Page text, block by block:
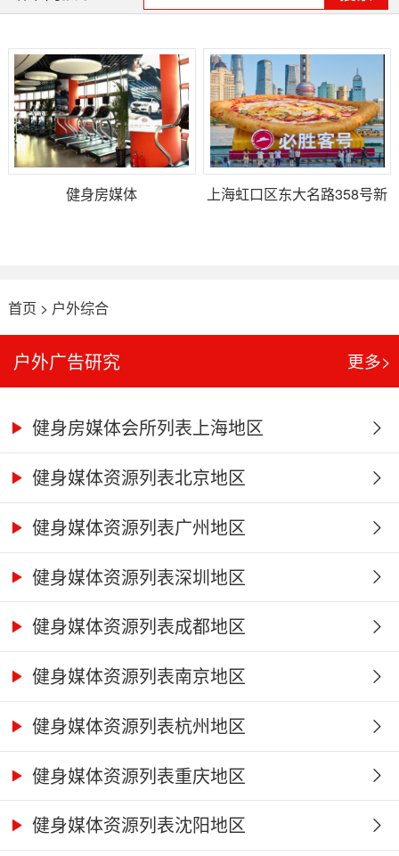
健身房媒体
上海虹口区东大名路358号新
首页 > 户外综合
户外广告研究 更多>
健身房媒体会所列表上海地区
健身媒体资源列表北京地区
健身媒体资源列表广州地区
健身媒体资源列表深圳地区
健身媒体资源列表成都地区
健身媒体资源列表南京地区
健身媒体资源列表杭州地区
健身媒体资源列表重庆地区
健身媒体资源列表沈阳地区